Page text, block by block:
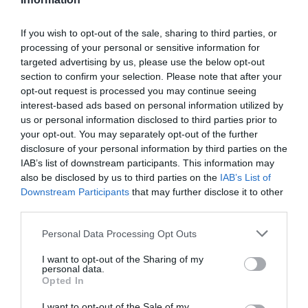
If you wish to opt-out of the sale, sharing to third parties, or
processing of your personal or sensitive information for
targeted advertising by us, please use the below opt-out
section to confirm your selection. Please note that after your
opt-out request is processed you may continue seeing
interest-based ads based on personal information utilized by
us or personal information disclosed to third parties prior to
your opt-out. You may separately opt-out of the further
disclosure of your personal information by third parties on the
IAB’s list of downstream participants. This information may
also be disclosed by us to third parties on the IAB’s List of
Downstream Participants that may further disclose it to other
Please note that this website/app uses one or more Google
not limited to your visit or usage behaviour. You may click to
grant or deny consent to Google and its third-party tags to
use your data for below specified purposes in below Google
consent section.
Personal Data Processing Opt Outs
I want to opt-out of the Sharing of my
personal data.
Opted In
jóval nagyobb, mint a már önmagában is kivételes
jelenséget is rögzítettek: egy óriási
fantommedúzát, amely akár tízméteresre
is megnőhet, és lassú, lebegő mozgásával